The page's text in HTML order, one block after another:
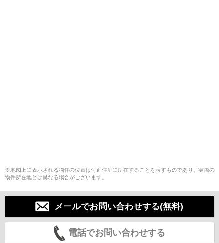
※地図上に表示される物件の位置は付近住所に所在することを表すものであり、実際の
物件所在地とは異なる場合がございます。
メールでお問い合わせする(無料)
電話でお問い合わせする